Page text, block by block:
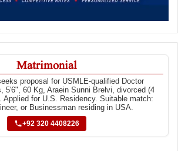
Matrimonial
proposal for USMLE-qualified Doctor
5'6", 60 Kg, Araein Sunni Brelvi, divorced (4
Applied for U.S. Residency. Suitable match:
or Businessman residing in USA.
+92 320 4408226